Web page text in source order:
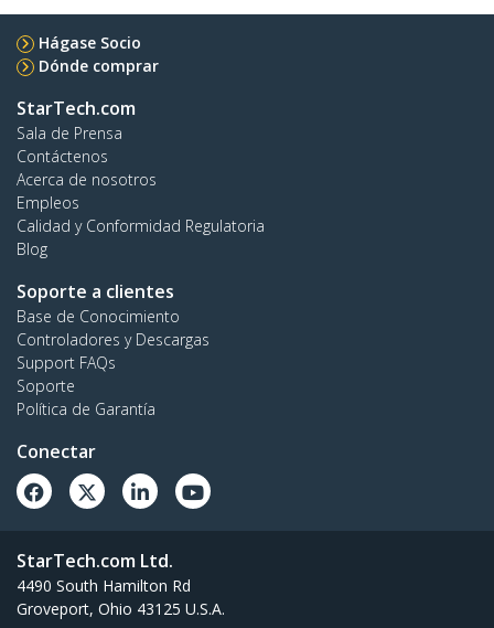
Hágase Socio
Dónde comprar
StarTech.com
Sala de Prensa
Contáctenos
Acerca de nosotros
Empleos
Calidad y Conformidad Regulatoria
Blog
Soporte a clientes
Base de Conocimiento
Controladores y Descargas
Support FAQs
Soporte
Política de Garantía
Conectar
StarTech.com Ltd.
4490 South Hamilton Rd
Groveport, Ohio 43125 U.S.A.